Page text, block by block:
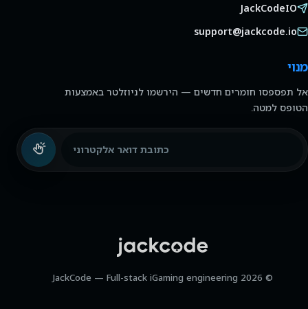
JackCodeIO
support@jackcode.io
מנוי
אל תפספסו חומרים חדשים — הירשמו לניוזלטר באמצעות
הטופס למטה.
© 2026 JackCode — Full-stack iGaming engineering